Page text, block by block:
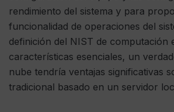
rendimiento del sistema y para
funcionalidad de operaciones del
definición del NIST de computación
características esenciales, un
nube tendría ventajas significativas
tradicional basado en un servidor